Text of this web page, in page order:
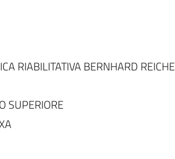
RIABILITATIVA BERNHARD
SUPERIORE